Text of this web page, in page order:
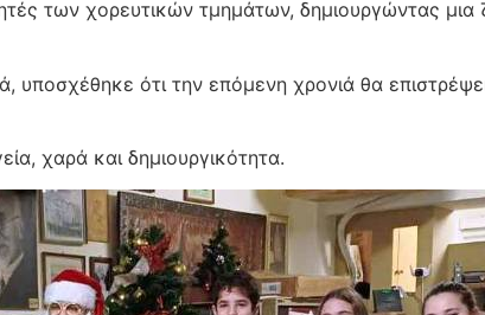
των χορευτικών τμημάτων, δημιουργώντας μια
υποσχέθηκε ότι την επόμενη χρονιά θα
χαρά και δημιουργικότητα.